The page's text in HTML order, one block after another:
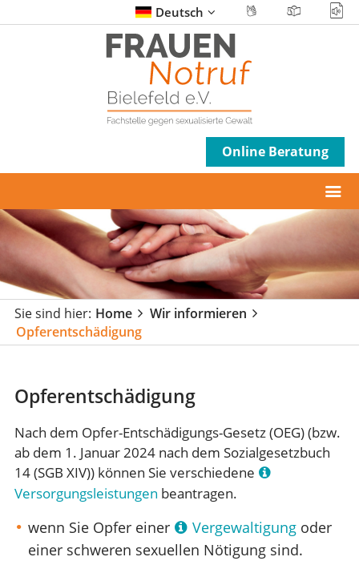
Deutsch
Online Beratung
Sie sind hier: Home
Wir informieren
Opferentschädigung
Opferentschädigung
Nach dem Opfer-Entschädigungs-Gesetz (OEG) (bzw.
ab dem 1. Januar 2024 nach dem Sozialgesetzbuch
14 (SGB XIV)) können Sie verschiedene
Versorgungsleistungen beantragen.
wenn Sie Opfer einer Vergewaltigungoder
einer schweren sexuellen Nötigung sind.